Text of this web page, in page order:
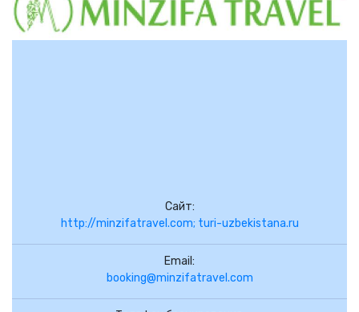
Сайт:
http://minzifatravel.com; turi-uzbekistana.ru
Email:
booking@minzifatravel.com